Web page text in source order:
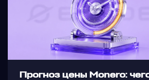
Прогноз цены Monero: